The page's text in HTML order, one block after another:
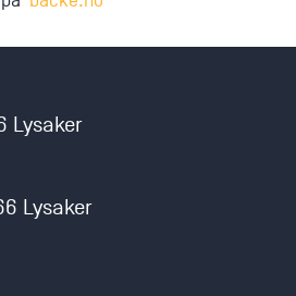
Lysaker
Lysaker